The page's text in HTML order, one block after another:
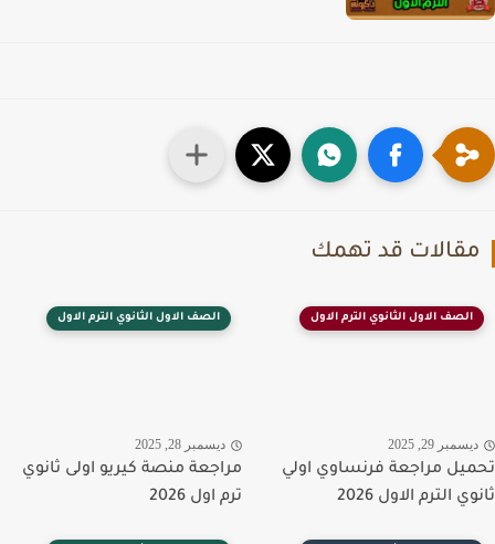
قد تهمك
الصف الاول الثانوي الترم الاول
29, 2025
مراجعة فرنساوي اولي
الترم الاول 2026
الصف الاول الثانوي الترم الاول
ديسمبر 28, 2025
مراجعة منصة كيريو اولى ثانوي
ترم اول 2026